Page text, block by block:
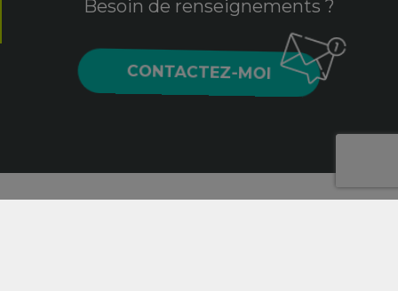
Besoin de renseignements ?
CONTACTEZ-MOI